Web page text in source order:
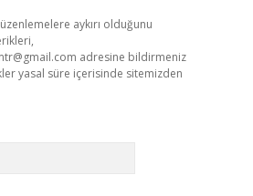
aykırı olduğunu
adresine bildirmeniz
yasal süre içerisinde sitemizden